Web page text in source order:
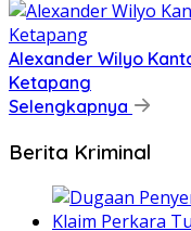
Alexander Wilyo
Ketapang
Selengkapnya
Berita Kriminal